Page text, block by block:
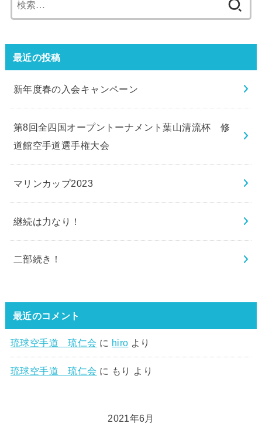
索:
最近の投稿
新年度春の入会キャンペーン
第8回全四国オープントーナメント葉山清流杯 修
道館空手道選手権大会
マリンカップ2023
継続は力なり！
二部続き！
最近のコメント
琉球空手道 琉仁会 に hiro より
琉球空手道 琉仁会 に もり より
2021年6月